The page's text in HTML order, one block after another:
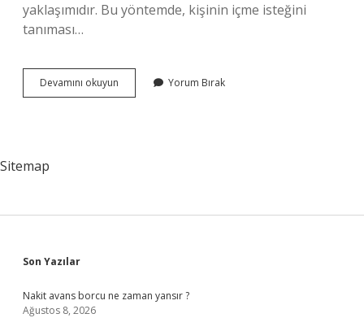
yaklaşımıdır. Bu yöntemde, kişinin içme isteğini
tanıması…
Devamını okuyun
Carr
Yorum Bırak
Sitemap
Sidebar
Son Yazılar
Nakit avans borcu ne zaman yansır ?
Ağustos 8, 2026